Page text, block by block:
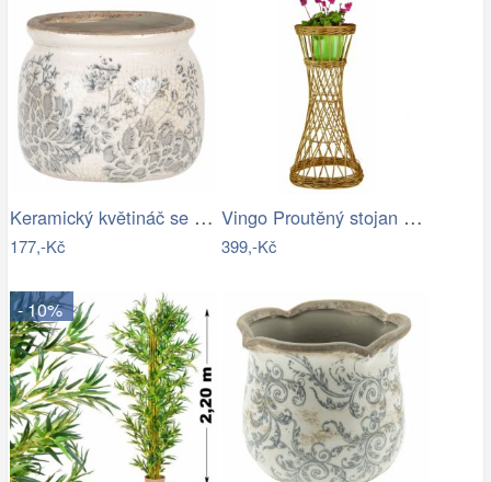
Keramický květináč se šedými květy…
177,-Kč
Vingo Proutěný stojan na květiny…
399,-Kč
- 10%